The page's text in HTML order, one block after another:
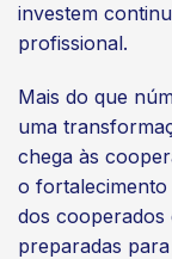
investem
profissional.
Mais do que
uma
chega às
o fortalecimento
dos cooperados
preparadas